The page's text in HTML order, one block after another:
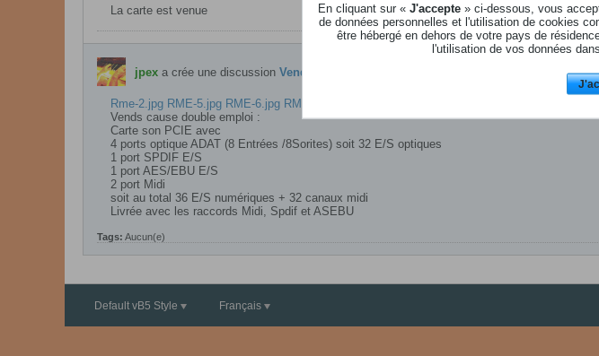
La carte est venue
jpex a crée une discussion Vendu Carte son PCIE RME HDSPe RayDat
Rme-2.jpg RME-5.jpg RME-6.jpg RME-7.jpg
Vends cause double emploi :
Carte son PCIE avec
4 ports optique ADAT (8 Entrées /8Sorites) soit 32 E/S optiques
1 port SPDIF E/S
1 port AES/EBU E/S
2 port Midi
soit au total 36 E/S numériques + 32 canaux midi
Livrée avec les raccords Midi, Spdif et ASEBU​
Tags: Aucun(e)
Default vB5 Style Français
En cliquant sur « J'accepte » ci-dessous, vous
de données personnelles et l'utilisation de cookies
être hébergé en dehors de votre pays de
l'utilisation de vos données